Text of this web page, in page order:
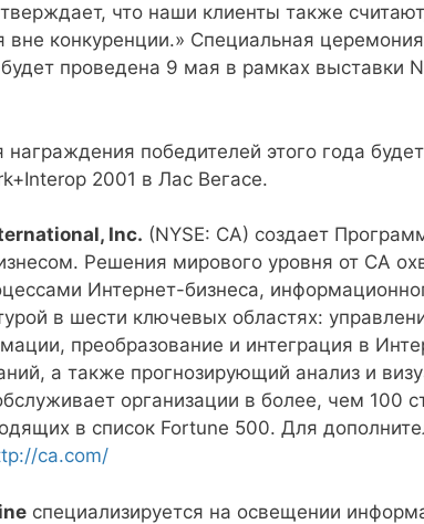
что наши клиенты также
вне конкуренции.» Специальная
проведена 9 мая в рамках выставки
победителей этого года
2001 в Лас Вегасе.
Inc. (NYSE: CA) создает
Решения мирового уровня от CA
Интернет-бизнеса,
в шести ключевых областях:
преобразование и интеграция в
а также прогнозирующий анализ и
организации в более, чем 100
в список Fortune 500. Для
ca.com/
специализируется на освещении